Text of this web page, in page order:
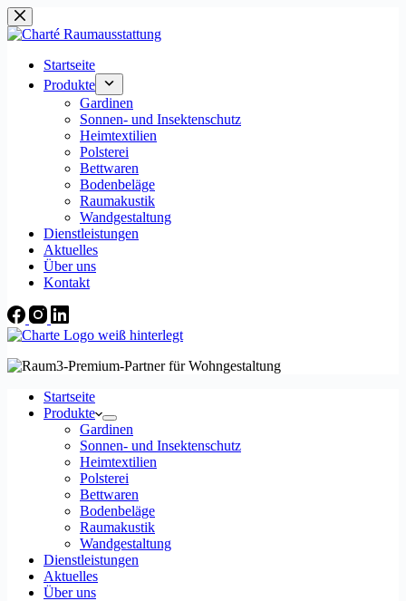
Zum
Inhalt
Startseite
Produkte
Gardinen
Sonnen- und Insektenschutz
Heimtextilien
Polsterei
Bettwaren
Bodenbeläge
Raumakustik
Wandgestaltung
Dienstleistungen
Aktuelles
Über uns
Kontakt
Startseite
Produkte
Gardinen
Sonnen- und Insektenschutz
Heimtextilien
Polsterei
Bettwaren
Bodenbeläge
Raumakustik
Wandgestaltung
Dienstleistungen
Aktuelles
Über uns